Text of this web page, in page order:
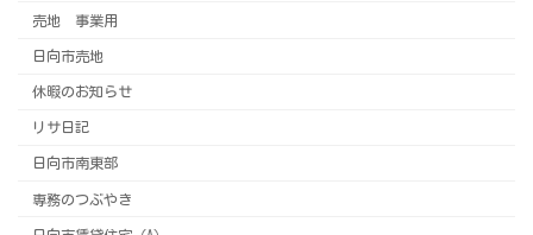
売地 事業用
日向市売地
休暇のお知らせ
リサ日記
日向市南東部
専務のつぶやき